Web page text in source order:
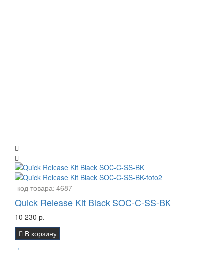
код товара: 4687
Quick Release Kit Black SOC-C-SS-BK
10 230 р.
В корзину